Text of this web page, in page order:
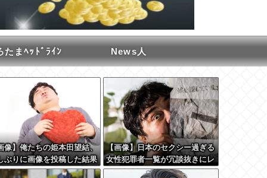
たまﾍｯﾄﾞﾗｲﾝ News人
像】俺たちの姫本田望結、
ぶりに画像を投稿した結果
ぱりワイらの姫だったw
【画像】日本のセクシー過ぎる
女性犯罪者一覧が冗談抜きにレ
ベル高過ぎる件w w w w w w